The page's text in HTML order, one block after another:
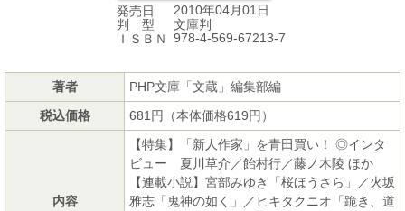
発売日
2010年04月01日
判 型
文庫判
ＩＳＢＮ
978-4-569-67213-7
著者
PHP文庫「文蔵」編集部編
税込価格
681円（本体価格619円）
内容
【特集】「新人作家」を青田買い！ ◎インタ
ビュー 夏川草介／飴村行／藤ノ木陵 ほか
【連載小説】宮部みゆき「桜ほうさら」／火坂
雅志「鬼神の如く」／ヒキタクニオ「跪き、道